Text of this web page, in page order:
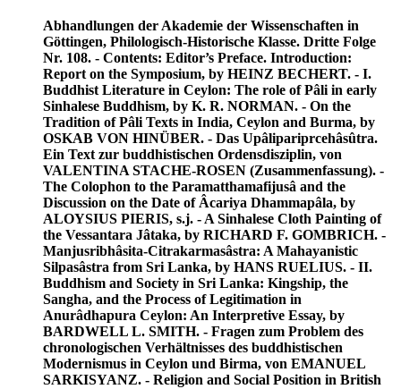
Abhandlungen der Akademie der Wissenschaften in
Göttingen, Philologisch-Historische Klasse. Dritte Folge
Nr. 108. - Contents: Editor’s Preface. Introduction:
Report on the Symposium, by HEINZ BECHERT. - I.
Buddhist Literature in Ceylon: The role of Pâli in early
Sinhalese Buddhism, by K. R. NORMAN. - On the
Tradition of Pâli Texts in India, Ceylon and Burma, by
OSKAB VON HINÜBER. - Das Upâlipariprcehâsûtra.
Ein Text zur buddhistischen Ordensdisziplin, von
VALENTINA STACHE-ROSEN (Zusammenfassung). -
The Colophon to the Paramatthamafijusâ and the
Discussion on the Date of Âcariya Dhammapâla, by
ALOYSIUS PIERIS, s.j. - A Sinhalese Cloth Painting of
the Vessantara Jâtaka, by RICHARD F. GOMBRICH. -
Manjusribhâsita-Citrakarmasâstra: A Mahayanistic
Silpasâstra from Sri Lanka, by HANS RUELIUS. - II.
Buddhism and Society in Sri Lanka: Kingship, the
Sangha, and the Process of Legitimation in
Anurâdhapura Ceylon: An Interpretive Essay, by
BARDWELL L. SMITH. - Fragen zum Problem des
chronologischen Verhältnisses des buddhistischen
Modernismus in Ceylon und Birma, von EMANUEL
SARKISYANZ. - Religion and Social Position in British